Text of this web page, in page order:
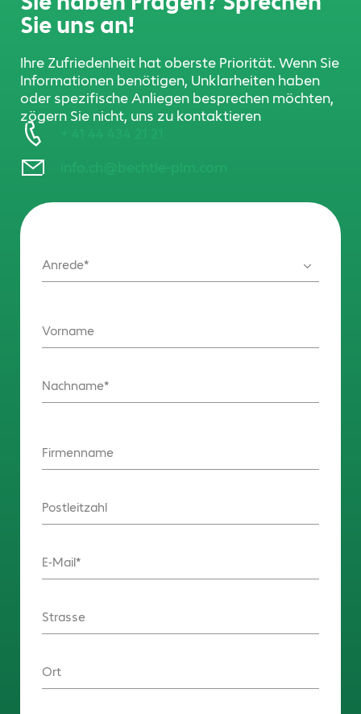
Sie uns an!
Ihre Zufriedenheit hat oberste Priorität. Wenn Sie
Informationen benötigen, Unklarheiten haben
oder spezifische Anliegen besprechen möchten,
zögern Sie nicht, uns zu kontaktieren
Anrede
Vorname
Nachname
Firmenname
Postleitzahl
E-Mail
Strasse
Ort